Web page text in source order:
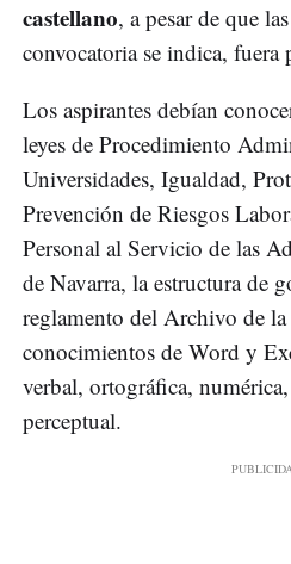
castellano, a pesar de que
convocatoria se indica, fuera
Los aspirantes debían
leyes de Procedimiento
Universidades, Igualdad,
Prevención de Riesgos
Personal al Servicio de las
de Navarra, la estructura de
reglamento del Archivo de
conocimientos de Word y
verbal, ortográfica,
perceptual.